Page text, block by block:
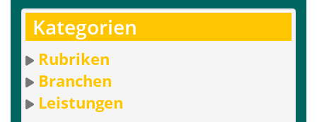
Kategorien
Rubriken
Branchen
Leistungen